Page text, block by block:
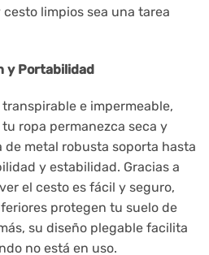
limpios sea una tarea
y Portabilidad
e impermeable,
ropa permanezca seca y
metal robusta soporta hasta
y estabilidad. Gracias a
el cesto es fácil y seguro,
protegen tu suelo de
su diseño plegable facilita
no está en uso.